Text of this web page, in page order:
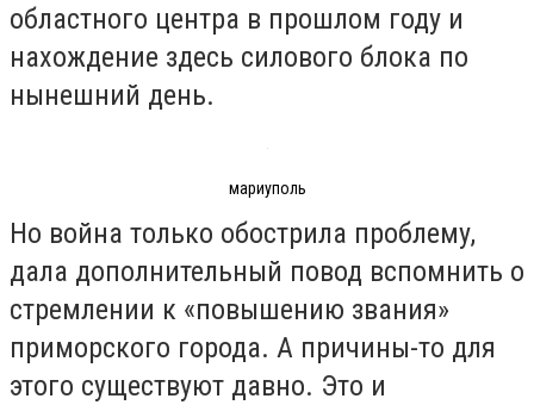
областного центра в прошлом году и
нахождение здесь силового блока по
нынешний день.
мариуполь
Но война только обострила проблему,
дала дополнительный повод вспомнить о
стремлении к «повышению звания»
приморского города. А причины-то для
этого существуют давно. Это и